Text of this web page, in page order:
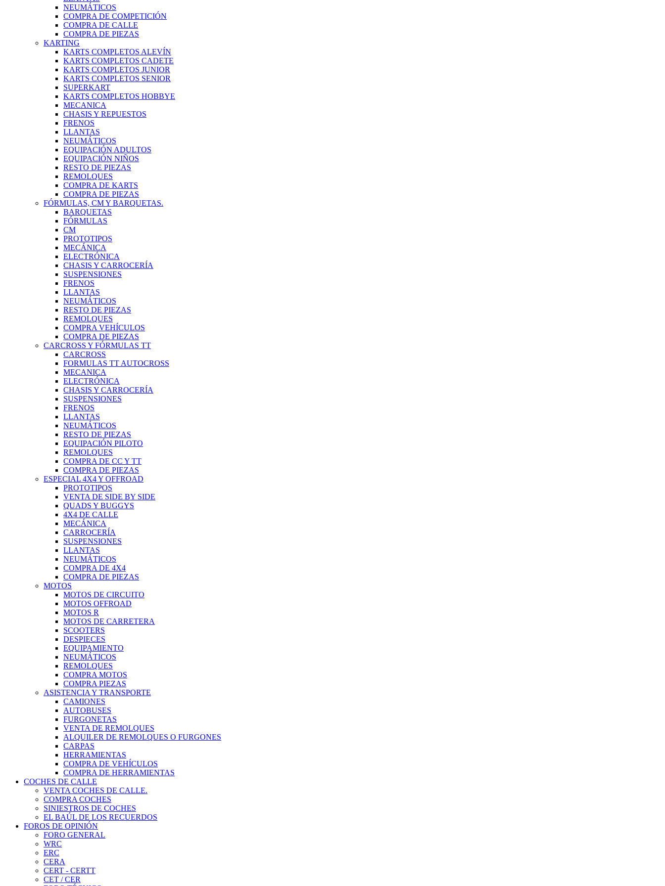
NEUMÁTICOS
COMPRA DE COMPETICIÓN
COMPRA DE CALLE
COMPRA DE PIEZAS
KARTING
KARTS COMPLETOS ALEVÍN
KARTS COMPLETOS CADETE
KARTS COMPLETOS JUNIOR
KARTS COMPLETOS SENIOR
SUPERKART
KARTS COMPLETOS HOBBYE
MECANICA
CHASIS Y REPUESTOS
FRENOS
LLANTAS
NEUMÁTICOS
EQUIPACIÓN ADULTOS
EQUIPACIÓN NIÑOS
RESTO DE PIEZAS
REMOLQUES
COMPRA DE KARTS
COMPRA DE PIEZAS
FÓRMULAS, CM Y BARQUETAS.
BARQUETAS
FÓRMULAS
CM
PROTOTIPOS
MECÁNICA
ELECTRÓNICA
CHASIS Y CARROCERÍA
SUSPENSIONES
FRENOS
LLANTAS
NEUMÁTICOS
RESTO DE PIEZAS
REMOLQUES
COMPRA VEHÍCULOS
COMPRA DE PIEZAS
CARCROSS Y FÓRMULAS TT
CARCROSS
FORMULAS TT AUTOCROSS
MECANICA
ELECTRÓNICA
CHASIS Y CARROCERÍA
SUSPENSIONES
FRENOS
LLANTAS
NEUMÁTICOS
RESTO DE PIEZAS
EQUIPACIÓN PILOTO
REMOLQUES
COMPRA DE CC Y TT
COMPRA DE PIEZAS
ESPECIAL 4X4 Y OFFROAD
PROTOTIPOS
VENTA DE SIDE BY SIDE
QUADS Y BUGGYS
4X4 DE CALLE
MECÁNICA
CARROCERÍA
SUSPENSIONES
LLANTAS
NEUMÁTICOS
COMPRA DE 4X4
COMPRA DE PIEZAS
MOTOS
MOTOS DE CIRCUITO
MOTOS OFFROAD
MOTOS R
MOTOS DE CARRETERA
SCOOTERS
DESPIECES
EQUIPAMIENTO
NEUMÁTICOS
REMOLQUES
COMPRA MOTOS
COMPRA PIEZAS
ASISTENCIA Y TRANSPORTE
CAMIONES
AUTOBUSES
FURGONETAS
VENTA DE REMOLQUES
ALQUILER DE REMOLQUES O FURGONES
CARPAS
HERRAMIENTAS
COMPRA DE VEHÍCULOS
COMPRA DE HERRAMIENTAS
COCHES DE CALLE
VENTA COCHES DE CALLE.
COMPRA COCHES
SINIESTROS DE COCHES
EL BAÚL DE LOS RECUERDOS
FOROS DE OPINIÓN
FORO GENERAL
WRC
ERC
CERA
CERT - CERTT
CET / CER